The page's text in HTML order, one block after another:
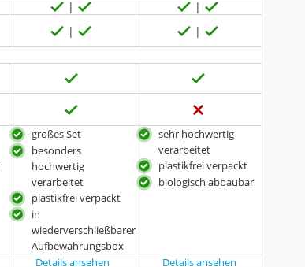
großes Set
besonders
hochwertig
verarbeitet
plastikfrei verpackt
in
wiederverschließbarer
Aufbewahrungsbox
sehr hochwertig
verarbeitet
plastikfrei verpackt
biologisch abbaubar
Details ansehen
Details ansehen